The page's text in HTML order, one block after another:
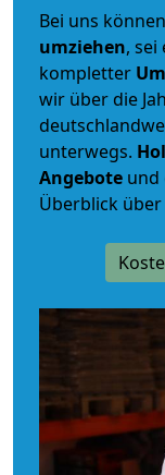
Bei uns
umziehen, sei
kompletter
wir über die
unterwegs.
Angebote und
Überblick